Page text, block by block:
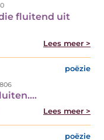
fluitend uit
Lees meer >
poëzie
Lees meer >
poëzie